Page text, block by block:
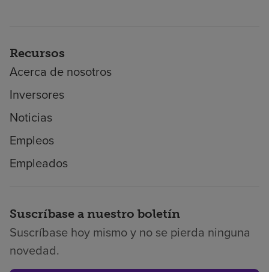
Recursos
Acerca de nosotros
Inversores
Noticias
Empleos
Empleados
Suscríbase a nuestro boletín
Suscríbase hoy mismo y no se pierda ninguna
novedad.